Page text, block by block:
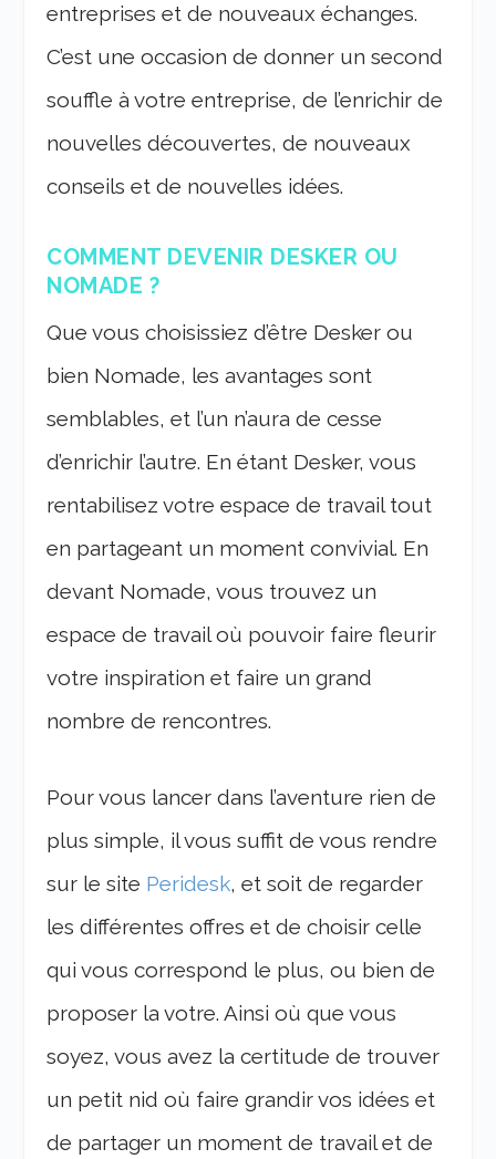
entreprises et de nouveaux échanges.
C’est une occasion de donner un second
souffle à votre entreprise, de l’enrichir de
nouvelles découvertes, de nouveaux
conseils et de nouvelles idées.
COMMENT DEVENIR DESKER OU
NOMADE ?
Que vous choisissiez d’être Desker ou
bien Nomade, les avantages sont
semblables, et l’un n’aura de cesse
d’enrichir l’autre. En étant Desker, vous
rentabilisez votre espace de travail tout
en partageant un moment convivial. En
devant Nomade, vous trouvez un
espace de travail où pouvoir faire fleurir
votre inspiration et faire un grand
nombre de rencontres.
Pour vous lancer dans l’aventure rien de
plus simple, il vous suffit de vous rendre
sur le site Peridesk, et soit de regarder
les différentes offres et de choisir celle
qui vous correspond le plus, ou bien de
proposer la votre. Ainsi où que vous
soyez, vous avez la certitude de trouver
un petit nid où faire grandir vos idées et
de partager un moment de travail et de